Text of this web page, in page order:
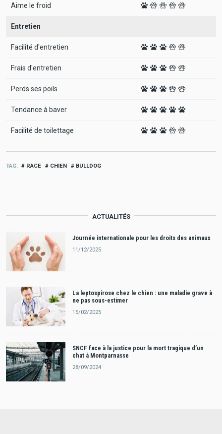
Aime le froid
Entretien
Facilité d'entretien
Frais d'entretien
Perds ses poils
Tendance à baver
Facilité de toilettage
TAG RACE CHIEN BULLDOG
ACTUALITÉS
Journée internationale pour les droits des animaux
11/12/2025
La leptospirose chez le chien : une maladie grave à
ne pas sous-estimer
15/02/2025
SNCF face à la justice pour la mort tragique d’un
chat à Montparnasse
28/09/2024